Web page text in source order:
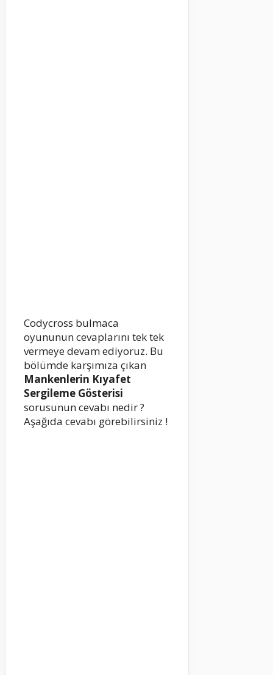
Codycross bulmaca
oyununun cevaplarını tek tek
vermeye devam ediyoruz. Bu
bölümde karşımıza çıkan
Mankenlerin Kıyafet
Sergileme Gösterisi
sorusunun cevabı nedir ?
Aşağıda cevabı görebilirsiniz !